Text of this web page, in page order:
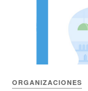
ORGANIZACIONES